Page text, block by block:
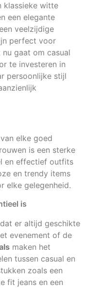
klassieke witte
een elegante
veelzijdige
perfect voor
gaat om casual
te investeren in
persoonlijke stijl
elke goed
is een sterke
en effectief outfits
en trendy items
elke gelegenheid.
is
er altijd geschikte
evenement of de
maken het
tussen casual en
zoals een
fit jeans en een